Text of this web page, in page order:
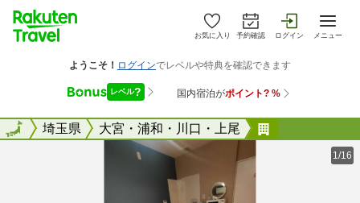
お気に入り 予約確認 ログイン メニュー
全国埼玉県 大宮・浦和・川口・上尾
全国
1/16